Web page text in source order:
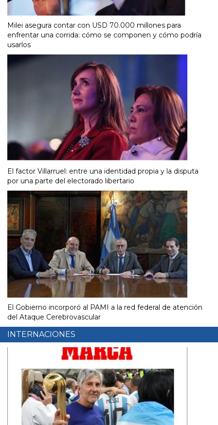
Milei asegura contar con USD 70.000 millones para
enfrentar una corrida: cómo se componen y cómo podría
usarlos
El factor Villarruel: entre una identidad propia y la disputa
por una parte del electorado libertario
El Gobierno incorporó al PAMI a la red federal de atención
del Ataque Cerebrovascular
INTERNACIONES